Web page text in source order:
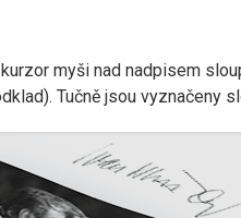
myši nad nadpisem
Tučně jsou vyznačeny